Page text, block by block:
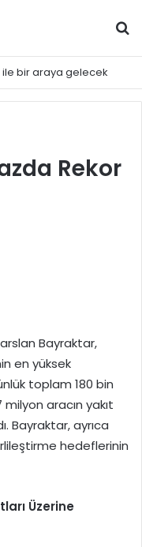
ile bir araya gelecek
Rekor
Bayraktar,
en yüksek
toplam 180 bin
aracın yakıt
Bayraktar, ayrıca
hedeflerinin
Üzerine